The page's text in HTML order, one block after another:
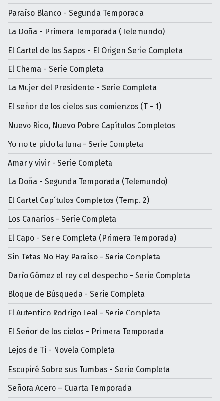
Paraíso Blanco - Segunda Temporada
La Doña - Primera Temporada (Telemundo)
El Cartel de los Sapos - El Origen Serie Completa
El Chema - Serie Completa
La Mujer del Presidente - Serie Completa
El señor de los cielos sus comienzos (T - 1)
Nuevo Rico, Nuevo Pobre Capítulos Completos
Yo no te pido la luna - Serie Completa
Amar y vivir - Serie Completa
La Doña - Segunda Temporada (Telemundo)
El Cartel Capítulos Completos (Temp. 2)
Los Canarios - Serie Completa
El Capo - Serie Completa (Primera Temporada)
Sin Tetas No Hay Paraíso - Serie Completa
Darìo Gómez el rey del despecho - Serie Completa
Bloque de Búsqueda - Serie Completa
El Autentico Rodrigo Leal - Serie Completa
El Señor de los cielos - Primera Temporada
Lejos de Ti - Novela Completa
Escupiré Sobre sus Tumbas - Serie Completa
Señora Acero – Cuarta Temporada